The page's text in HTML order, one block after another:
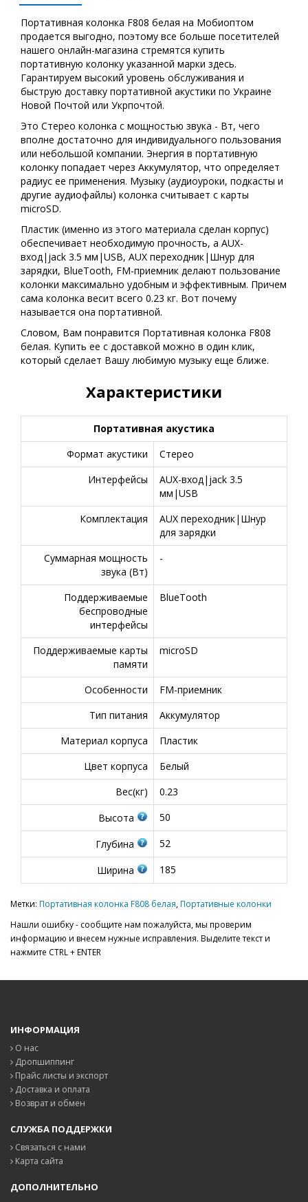
Портативная колонка F808 белая на Мобиоптом
продается выгодно, поэтому все больше посетителей
нашего онлайн-магазина стремятся купить
портативную колонку указанной марки здесь.
Гарантируем высокий уровень обслуживания и
быструю доставку портативной акустики по Украине
Новой Почтой или Укрпочтой.
Это Стерео колонка с мощностью звука - Вт, чего
вполне достаточно для индивидуального пользования
или небольшой компании. Энергия в портативную
колонку попадает через Аккумулятор, что определяет
радиус ее применения. Музыку (аудиоуроки, подкасты и
другие аудиофайлы) колонка считывает с карты
microSD.
Пластик (именно из этого материала сделан корпус)
обеспечивает необходимую прочность, а AUX-
вход|jack 3.5 мм|USB, AUX переходник|Шнур для
зарядки, BlueTooth, FM-приемник делают пользование
колонки максимально удобным и эффективным. Причем
сама колонка весит всего 0.23 кг. Вот почему
называется она портативной.
Словом, Вам понравится Портативная колонка F808
белая. Купить ее с доставкой можно в один клик,
который сделает Вашу любимую музыку еще ближе.
Характеристики
Портативная акустика
Формат акустики
Стерео
Интерфейсы
AUX-вход|jack 3.5
мм|USB
Комплектация
AUX переходник|Шнур
для зарядки
Суммарная мощность
звука (Вт)
-
Поддерживаемые
беспроводные
интерфейсы
BlueTooth
Поддерживаемые карты
памяти
microSD
Особенности
FM-приемник
Тип питания
Аккумулятор
Материал корпуса
Пластик
Цвет корпуса
Белый
Вес(кг)
0.23
Высота
50
Глубина 52
Ширина 185
Метки: Портативная колонка F808 белая,Портативные колонки
Нашли ошибку - сообщите нам пожалуйста, мы проверим
информацию и внесем нужные исправления. Выделите текст и
нажмите CTRL + ENTER
ИНФОРМАЦИЯ
О нас
Дропшиппинг
Прайс листы и экспорт
Доставка и оплата
Возврат и обмен
СЛУЖБА ПОДДЕРЖКИ
Связаться с нами
Карта сайта
ДОПОЛНИТЕЛЬНО